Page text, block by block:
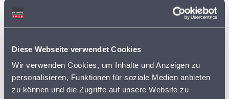
Diese Webseite verwendet Cookies
Wir verwenden Cookies, um Inhalte und Anzeigen zu
personalisieren, Funktionen für soziale Medien anbieten
zu können und die Zugriffe auf unsere Website zu
BVL
GOOGLE MAPS LEBENSMITTELDATEN
LEBENSMITTELEINZELHANDEL